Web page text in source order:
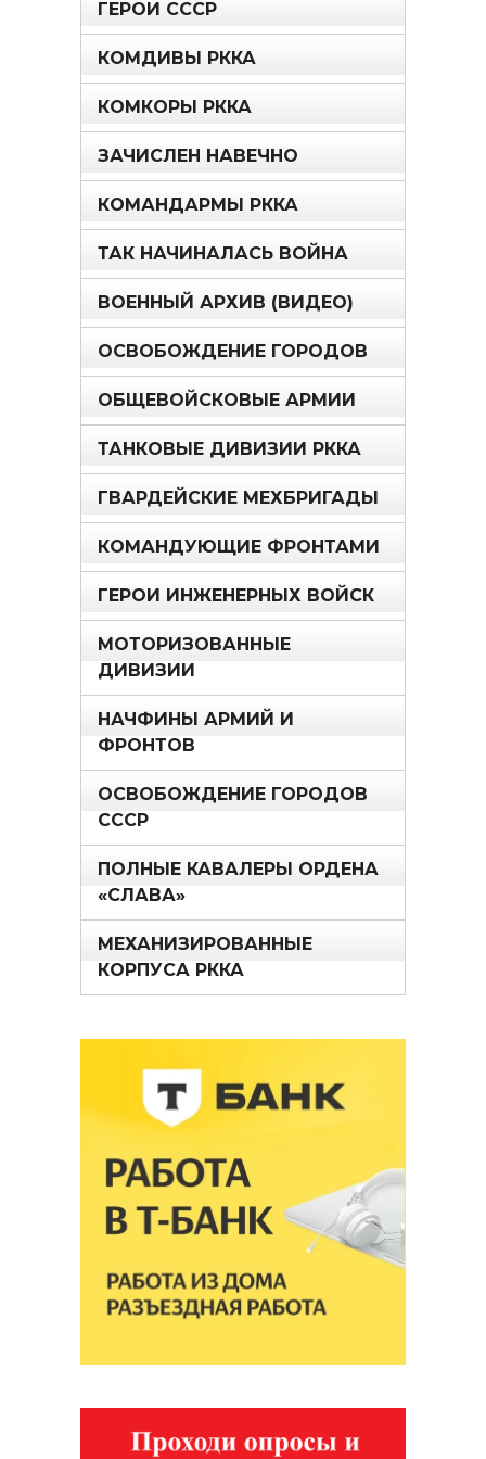
ГЕРОИ СССР
КОМДИВЫ РККА
КОМКОРЫ РККА
ЗАЧИСЛЕН НАВЕЧНО
КОМАНДАРМЫ РККА
ТАК НАЧИНАЛАСЬ ВОЙНА
ВОЕННЫЙ АРХИВ (ВИДЕО)
ОСВОБОЖДЕНИЕ ГОРОДОВ
ОБЩЕВОЙСКОВЫЕ АРМИИ
ТАНКОВЫЕ ДИВИЗИИ РККА
ГВАРДЕЙСКИЕ МЕХБРИГАДЫ
КОМАНДУЮЩИЕ ФРОНТАМИ
ГЕРОИ ИНЖЕНЕРНЫХ ВОЙСК
МОТОРИЗОВАННЫЕ
ДИВИЗИИ
НАЧФИНЫ АРМИЙ И
ФРОНТОВ
ОСВОБОЖДЕНИЕ ГОРОДОВ
СССР
ПОЛНЫЕ КАВАЛЕРЫ ОРДЕНА
«СЛАВА»
МЕХАНИЗИРОВАННЫЕ
КОРПУСА РККА